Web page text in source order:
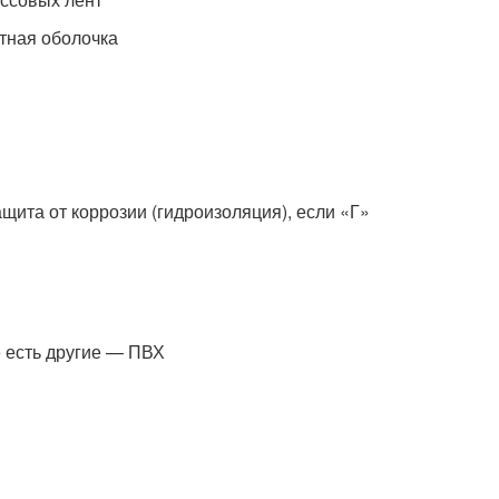
оболочка
от коррозии (гидроизоляция), если «Г»
другие — ПВХ